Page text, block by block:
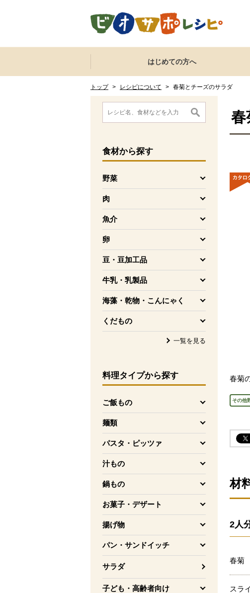
ここからサイト内共通メニューです。
サイト内共通メニューをスキップする
はじめての方へ
トップ > レシピについて > 春菊とチーズのサラダ
ここから消費材検索メニューです。
食材から探す
野菜
を開く
肉
を開く
魚介
を開く
卵
を開く
豆・豆加工品
を開く
牛乳・乳製品
を開く
海藻・乾物・こんにゃく
を開く
くだもの
を開く
一覧を見る
料理タイプから探す
ご飯もの
を開く
麺類
を開く
パスタ・ピッツァ
を開く
汁もの
を開く
鍋もの
を開く
お菓子・デザート
を開く
揚げ物
を開く
パン・サンドイッチ
を開く
サラダ
子ども・高齢者向け
消費材検索メニューここまで。
ここから本文です。
春
春菊
その他
材
2人
春菊
スラ